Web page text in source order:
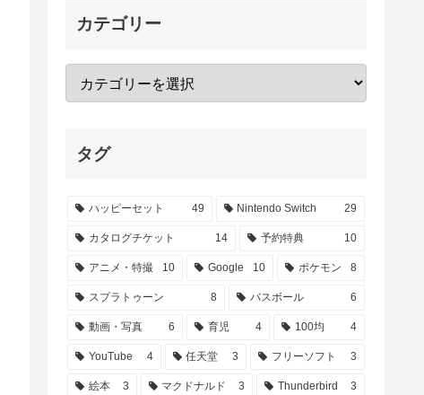
カテゴリー
タグ
ハッピーセット 49 Nintendo Switch 29
カタログチケット 14 予約特典 10
アニメ・特撮 10 Google 10 ポケモン 8
スプラトゥーン 8 バスボール 6
動画・写真 6 育児 4 100均 4
YouTube 4 任天堂 3 フリーソフト 3
絵本 3 マクドナルド 3 Thunderbird 3